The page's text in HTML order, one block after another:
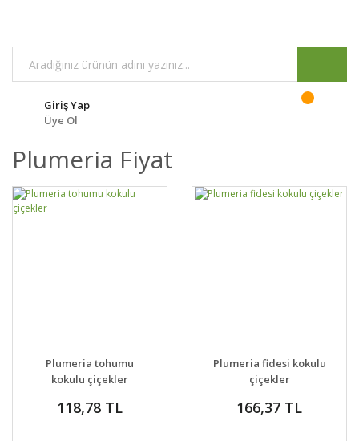
Giriş Yap
Üye Ol
Plumeria Fiyat
DETAYLAR
VER
Plumeria tohumu
kokulu çiçekler
118,78 TL
DETAYLAR
VER
Plumeria fidesi kokulu
çiçekler
166,37 TL